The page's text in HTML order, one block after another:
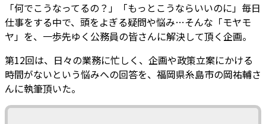
「何でこうなってるの？」「もっとこうならいいのに」毎日
仕事をする中で、頭をよぎる疑問や悩み…そんな「モヤモ
ヤ」を、一歩先ゆく公務員の皆さんに解決して頂く企画。
第12回は、日々の業務に忙しく、企画や政策立案にかける
時間がないという悩みへの回答を、福岡県糸島市の岡祐輔さ
んに執筆頂いた。